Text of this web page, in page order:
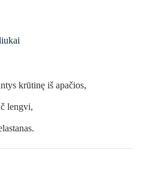
krūtinę iš apačios,
lengvi,